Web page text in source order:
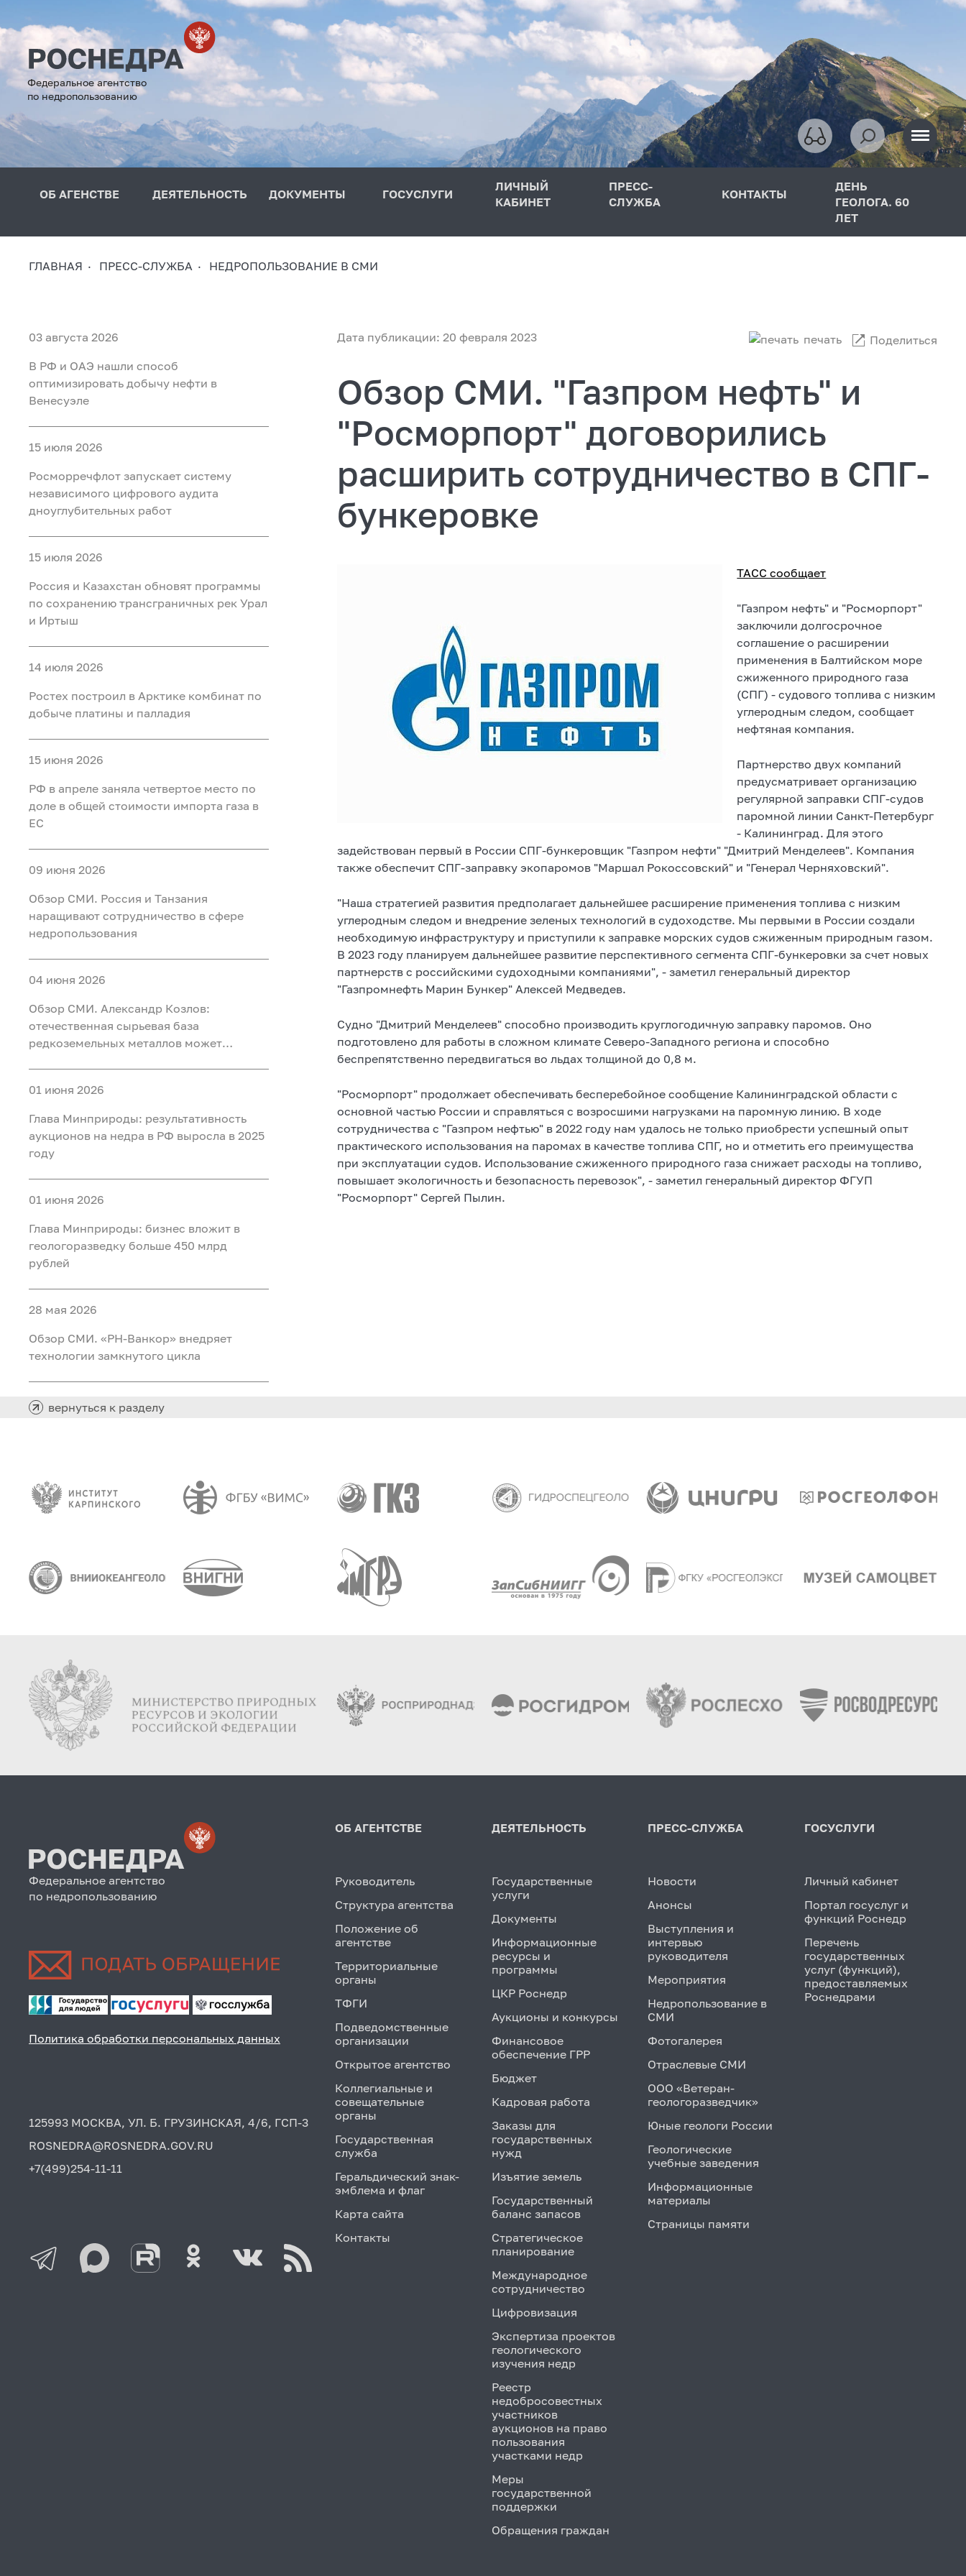
Федеральное агентство
по недропользованию
ОБ АГЕНСТВЕ ДЕЯТЕЛЬНОСТЬ ДОКУМЕНТЫ ГОСУСЛУГИ
ЛИЧНЫЙ
КАБИНЕТ
ПРЕСС-
СЛУЖБА
КОНТАКТЫ
ДЕНЬ
ГЕОЛОГА. 60
ЛЕТ
ГЛАВНАЯ ПРЕСС-СЛУЖБА НЕДРОПОЛЬЗОВАНИЕ В СМИ
03 августа 2026
В РФ и ОАЭ нашли способ
оптимизировать добычу нефти в
Венесуэле
15 июля 2026
Росморречфлот запускает систему
независимого цифрового аудита
дноуглубительных работ
15 июля 2026
Россия и Казахстан обновят программы
по сохранению трансграничных рек Урал
и Иртыш
14 июля 2026
Ростех построил в Арктике комбинат по
добыче платины и палладия
15 июня 2026
РФ в апреле заняла четвертое место по
доле в общей стоимости импорта газа в
ЕС
09 июня 2026
Обзор СМИ. Россия и Танзания
наращивают сотрудничество в сфере
недропользования
04 июня 2026
Обзор СМИ. Александр Козлов:
отечественная сырьевая база
редкоземельных металлов может
01 июня 2026
Глава Минприроды: результативность
аукционов на недра в РФ выросла в 2025
году
01 июня 2026
Глава Минприроды: бизнес вложит в
геологоразведку больше 450 млрд
рублей
28 мая 2026
Обзор СМИ. «РН-Ванкор» внедряет
технологии замкнутого цикла
Дата публикации: 20 февраля 2023 печать Поделиться
Обзор СМИ. "Газпром нефть" и
"Росморпорт" договорились
расширить сотрудничество в СПГ-
бункеровке
ТАСС сообщает
"Газпром нефть" и "Росморпорт"
заключили долгосрочное
соглашение о расширении
применения в Балтийском море
сжиженного природного газа
(СПГ) - судового топлива с низким
углеродным следом, сообщает
нефтяная компания.
Партнерство двух компаний
предусматривает организацию
регулярной заправки СПГ-судов
паромной линии Санкт-Петербург
- Калининград. Для этого
задействован первый в России СПГ-бункеровщик "Газпром нефти" "Дмитрий Менделеев". Компания
также обеспечит СПГ-заправку экопаромов "Маршал Рокоссовский" и "Генерал Черняховский".
"Наша стратегией развития предполагает дальнейшее расширение применения топлива с низким
углеродным следом и внедрение зеленых технологий в судоходстве. Мы первыми в России создали
необходимую инфраструктуру и приступили к заправке морских судов сжиженным природным газом.
В 2023 году планируем дальнейшее развитие перспективного сегмента СПГ-бункеровки за счет новых
партнерств с российскими судоходными компаниями", - заметил генеральный директор
"Газпромнефть Марин Бункер" Алексей Медведев.
Судно "Дмитрий Менделеев" способно производить круглогодичную заправку паромов. Оно
подготовлено для работы в сложном климате Северо-Западного региона и способно
беспрепятственно передвигаться во льдах толщиной до 0,8 м.
"Росморпорт" продолжает обеспечивать бесперебойное сообщение Калининградской области с
основной частью России и справляться с возросшими нагрузками на паромную линию. В ходе
сотрудничества с "Газпром нефтью" в 2022 году нам удалось не только приобрести успешный опыт
практического использования на паромах в качестве топлива СПГ, но и отметить его преимущества
при эксплуатации судов. Использование сжиженного природного газа снижает расходы на топливо,
повышает экологичность и безопасность перевозок", - заметил генеральный директор ФГУП
"Росморпорт" Сергей Пылин.
вернуться к разделу
Федеральное агентство
по недропользованию
Политика обработки персональных данных
125993 МОСКВА, УЛ. Б. ГРУЗИНСКАЯ, 4/6, ГСП-3
ROSNEDRA@ROSNEDRA.GOV.RU
+7(499)254-11-11
ОБ АГЕНТСТВЕ
Руководитель
Структура агентства
Положение об
агентстве
Территориальные
органы
ТФГИ
Подведомственные
организации
Открытое агентство
Коллегиальные и
совещательные
органы
Государственная
служба
Геральдический знак-
эмблема и флаг
Карта сайта
Контакты
ДЕЯТЕЛЬНОСТЬ
Государственные
услуги
Документы
Информационные
ресурсы и
программы
ЦКР Роснедр
Аукционы и конкурсы
Финансовое
обеспечение ГРР
Бюджет
Кадровая работа
Заказы для
государственных
нужд
Изъятие земель
Государственный
баланс запасов
Стратегическое
планирование
Международное
сотрудничество
Цифровизация
Экспертиза проектов
геологического
изучения недр
Реестр
недобросовестных
участников
аукционов на право
пользования
участками недр
Меры
государственной
поддержки
Обращения граждан
ПРЕСС-СЛУЖБА
Новости
Анонсы
Выступления и
интервью
руководителя
Мероприятия
Недропользование в
СМИ
Фотогалерея
Отраслевые СМИ
ООО «Ветеран-
геологоразведчик»
Юные геологи России
Геологические
учебные заведения
Информационные
материалы
Страницы памяти
ГОСУСЛУГИ
Личный кабинет
Портал госуслуг и
функций Роснедр
Перечень
государственных
услуг (функций),
предоставляемых
Роснедрами